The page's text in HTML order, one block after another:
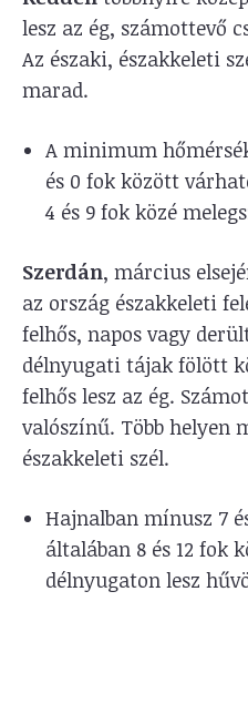
lesz az ég, számottevő
Az északi, északkeleti
marad.
A minimum
és 0 fok között
4 és 9 fok közé
Szerdán, március
az ország északkeleti
felhős, napos vagy
délnyugati tájak fölött
felhős lesz az ég.
valószínű. Több helyen
északkeleti szél.
Hajnalban mínusz 7
általában 8 és 12 fok
délnyugaton lesz